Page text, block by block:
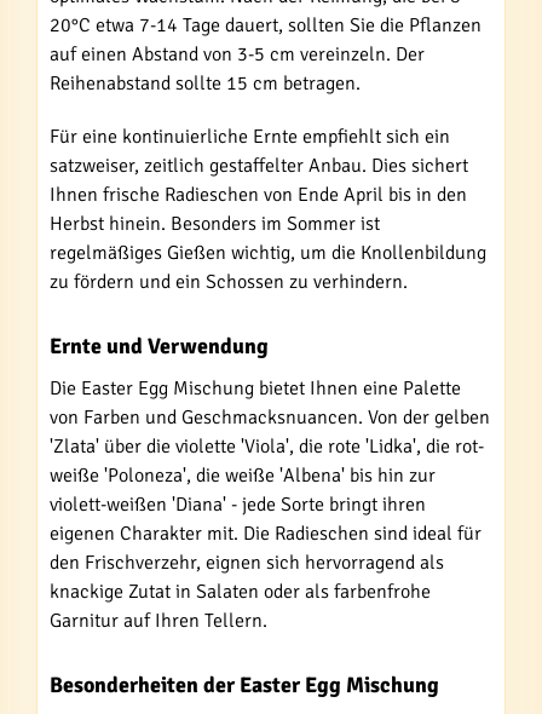
20°C etwa 7-14 Tage dauert, sollten Sie die Pflanzen
auf einen Abstand von 3-5 cm vereinzeln. Der
Reihenabstand sollte 15 cm betragen.
Für eine kontinuierliche Ernte empfiehlt sich ein
satzweiser, zeitlich gestaffelter Anbau. Dies sichert
Ihnen frische Radieschen von Ende April bis in den
Herbst hinein. Besonders im Sommer ist
regelmäßiges Gießen wichtig, um die Knollenbildung
zu fördern und ein Schossen zu verhindern.
Ernte und Verwendung
Die Easter Egg Mischung bietet Ihnen eine Palette
von Farben und Geschmacksnuancen. Von der gelben
'Zlata' über die violette 'Viola', die rote 'Lidka', die rot-
weiße 'Poloneza', die weiße 'Albena' bis hin zur
violett-weißen 'Diana' - jede Sorte bringt ihren
eigenen Charakter mit. Die Radieschen sind ideal für
den Frischverzehr, eignen sich hervorragend als
knackige Zutat in Salaten oder als farbenfrohe
Garnitur auf Ihren Tellern.
Besonderheiten der Easter Egg Mischung